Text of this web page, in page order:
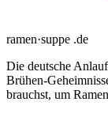
ramen·suppe .de
Die deutsche
Brühen-
brauchst, um